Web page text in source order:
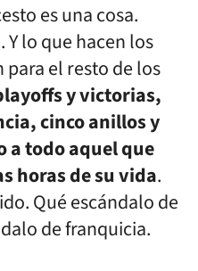
es una cosa.
lo que hacen los
para el resto de los
y victorias,
cinco anillos y
a todo aquel que
horas de su vida.
Qué escándalo de
de franquicia.